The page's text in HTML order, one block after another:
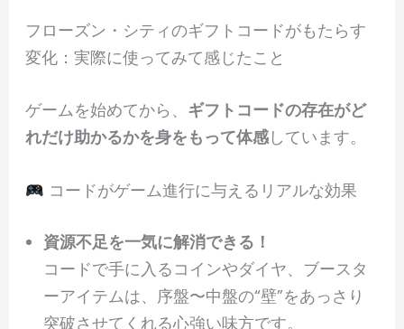
フローズン・シティのギフトコードがもたらす
変化：実際に使ってみて感じたこと
ゲームを始めてから、 ギフトコードの存在がど
れだけ助かるかを身をもって体感しています。
コードがゲーム進行に与えるリアルな効果
資源不足を一気に解消できる！
コードで手に入るコインやダイヤ、ブースタ
ーアイテムは、序盤〜中盤の“壁”をあっさり
突破させてくれる心強い味方です。